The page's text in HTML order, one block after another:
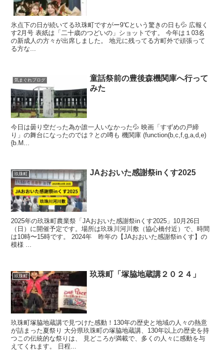
氷点下の日が続いてる玖珠町ですがー9℃という驚きの日も💦 広報く
す2月号 表紙は「二十歳のつどいの」ショットです。 今年は１03名
の新成人の方々が出席しました。 地元に残ってる方町外で頑張って
る方な...
気まぐれブログ
童話祭前の豊後森機関庫へ行って
みた
今日は曇り空だった為か誰一人いなかった💦 映画「すずめの戸締
り」の舞台になったのでは？との噂も 機関庫 (function(b,c,f,g,a,d,e)
{b.M...
玖珠町 JAおおいた感謝祭inくす2025
2025年の玖珠町農業祭「JAおおいた感謝祭inくす2025」10月26日
（日）に開催予定です。場所は玖珠川河川敷（協心橋付近）で、時間
は10時〜15時です。 2024年 昨年の【JAおおいた感謝祭inくす】の
模様 ...
玖珠町 玖珠町「塚脇地蔵講２０２４」
玖珠町塚脇地蔵講で見つけた感動！130年の歴史と地域の人々の熱意
が詰まった夏祭り 大分県玖珠町の塚脇地蔵講、130年以上の歴史を持
つこの伝統的な祭りは、 見どころが満載で、多くの人々に感動を与
えてくれます。 日程...